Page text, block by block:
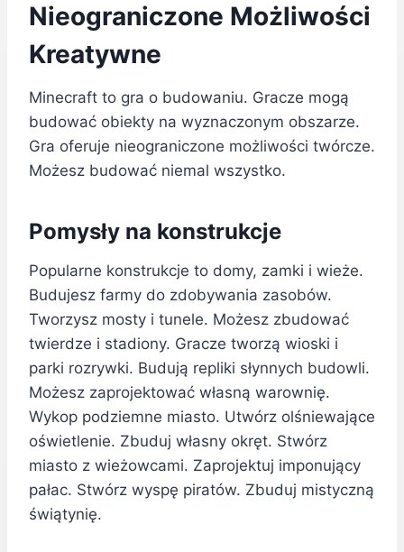
Nieograniczone Możliwości
Kreatywne
Minecraft to gra o budowaniu. Gracze mogą
budować obiekty na wyznaczonym obszarze.
Gra oferuje nieograniczone możliwości twórcze.
Możesz budować niemal wszystko.
Pomysły na konstrukcje
Popularne konstrukcje to domy, zamki i wieże.
Budujesz farmy do zdobywania zasobów.
Tworzysz mosty i tunele. Możesz zbudować
twierdze i stadiony. Gracze tworzą wioski i
parki rozrywki. Budują repliki słynnych budowli.
Możesz zaprojektować własną warownię.
Wykop podziemne miasto. Utwórz olśniewające
oświetlenie. Zbuduj własny okręt. Stwórz
miasto z wieżowcami. Zaprojektuj imponujący
pałac. Stwórz wyspę piratów. Zbuduj mistyczną
świątynię.